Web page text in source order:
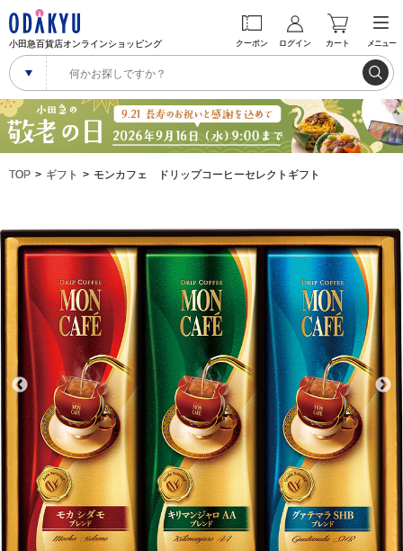
小田急百貨店オンラインショッピング クーポン ログイン カート メニュー
TOP ギフト モンカフェ ドリップコーヒーセレクトギフト